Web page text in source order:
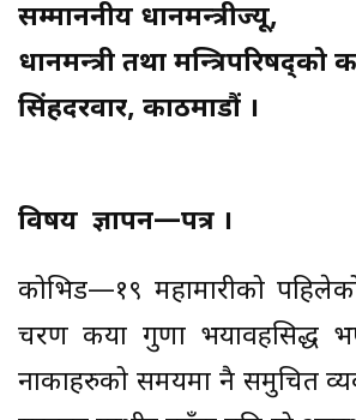
सम्माननीय प्रधानमन्त्रीज्यू,
प्रधानमन्त्री तथा मन्त्रिपरिषद्को
सिंहदरवार, काठमाडौं ।
विषय ज्ञापन—पत्र ।
कोभिड—१९ महामारीको
चरण कयौं गुणा भयावहसिद्ध
नाकाहरुको समयमा नै समुचित